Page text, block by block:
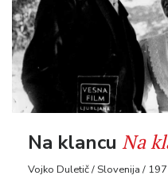
Na klancu Na
Vojko Duletič / Slovenija /